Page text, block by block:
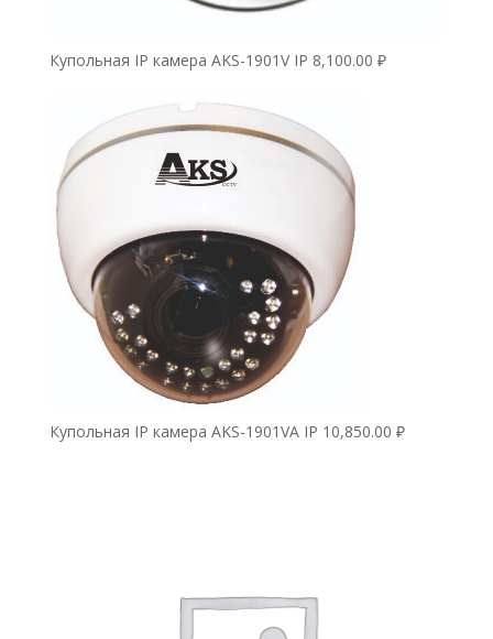
Купольная IP камера AKS-1901V IP 8,100.00 ₽
Купольная IP камера AKS-1901VA IP 10,850.00 ₽